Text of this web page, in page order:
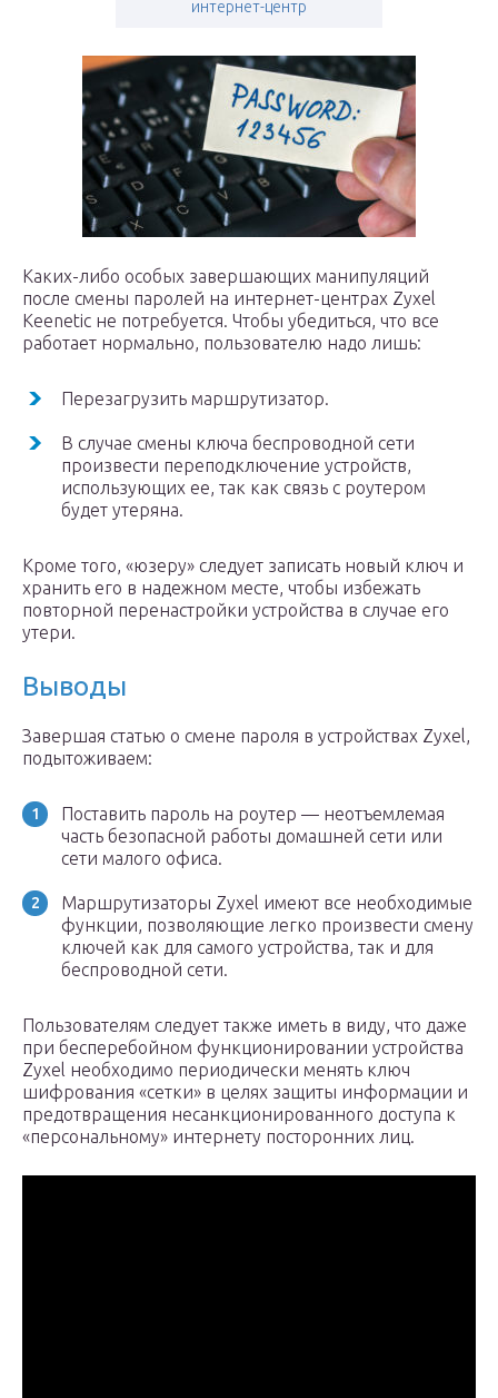
интернет-центр
Каких-либо особых завершающих манипуляций
после смены паролей на интернет-центрах Zyxel
Keenetic не потребуется. Чтобы убедиться, что все
работает нормально, пользователю надо лишь:
Перезагрузить маршрутизатор.
В случае смены ключа беспроводной сети
произвести переподключение устройств,
использующих ее, так как связь с роутером
будет утеряна.
Кроме того, «юзеру» следует записать новый ключ и
хранить его в надежном месте, чтобы избежать
повторной перенастройки устройства в случае его
утери.
Выводы
Завершая статью о смене пароля в устройствах Zyxel,
подытоживаем:
Поставить пароль на роутер — неотъемлемая
часть безопасной работы домашней сети или
сети малого офиса.
Маршрутизаторы Zyxel имеют все необходимые
функции, позволяющие легко произвести смену
ключей как для самого устройства, так и для
беспроводной сети.
Пользователям следует также иметь в виду, что даже
при бесперебойном функционировании устройства
Zyxel необходимо периодически менять ключ
шифрования «сетки» в целях защиты информации и
предотвращения несанкционированного доступа к
«персональному» интернету посторонних лиц.